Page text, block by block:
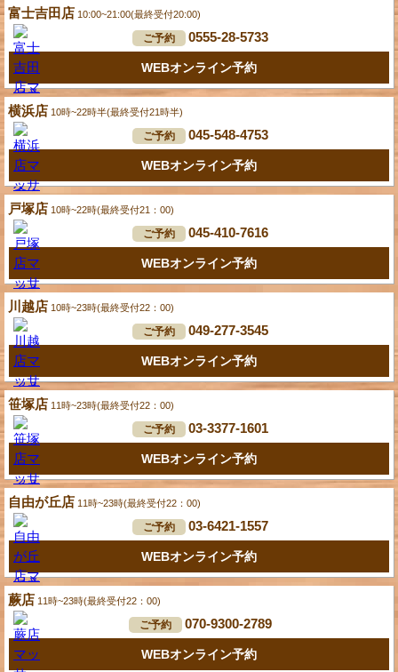
富士吉田店 10:00~21:00(最終受付20:00)
ご予約 0555-28-5733
WEBオンライン予約
横浜店 10時~22時半(最終受付21時半)
ご予約 045-548-4753
WEBオンライン予約
戸塚店 10時~22時(最終受付21：00)
ご予約 045-410-7616
WEBオンライン予約
川越店 10時~23時(最終受付22：00)
ご予約 049-277-3545
WEBオンライン予約
笹塚店 11時~23時(最終受付22：00)
ご予約 03-3377-1601
WEBオンライン予約
自由が丘店 11時~23時(最終受付22：00)
ご予約 03-6421-1557
WEBオンライン予約
蕨店 11時~23時(最終受付22：00)
ご予約 070-9300-2789
WEBオンライン予約